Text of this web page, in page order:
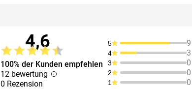
4,6
100% der Kunden empfehlen
12 bewertung
0 Rezension
5 9
4 3
3 0
2 0
1 0